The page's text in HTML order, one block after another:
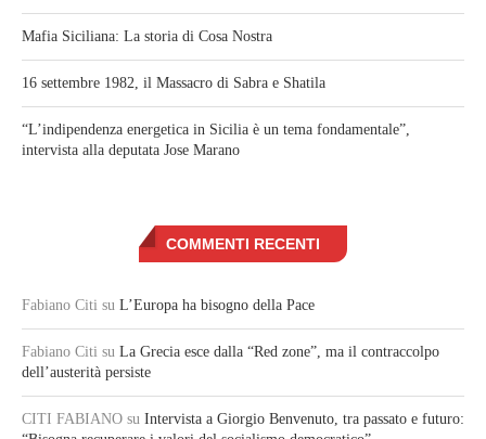
Mafia Siciliana: La storia di Cosa Nostra
16 settembre 1982, il Massacro di Sabra e Shatila
“L’indipendenza energetica in Sicilia è un tema fondamentale”,
intervista alla deputata Jose Marano
COMMENTI RECENTI
Fabiano Citi su L’Europa ha bisogno della Pace
Fabiano Citi su La Grecia esce dalla “Red zone”, ma il contraccolpo
dell’austerità persiste
CITI FABIANO su Intervista a Giorgio Benvenuto, tra passato e futuro: